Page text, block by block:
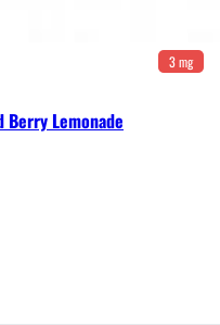
3 mg
Berry Lemonade